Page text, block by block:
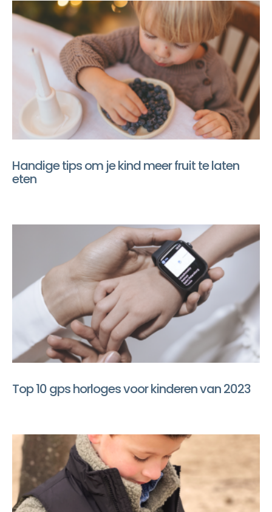
Handige tips om je kind meer fruit te laten
eten
Top 10 gps horloges voor kinderen van 2023